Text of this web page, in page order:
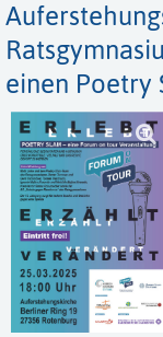
einen Poetry